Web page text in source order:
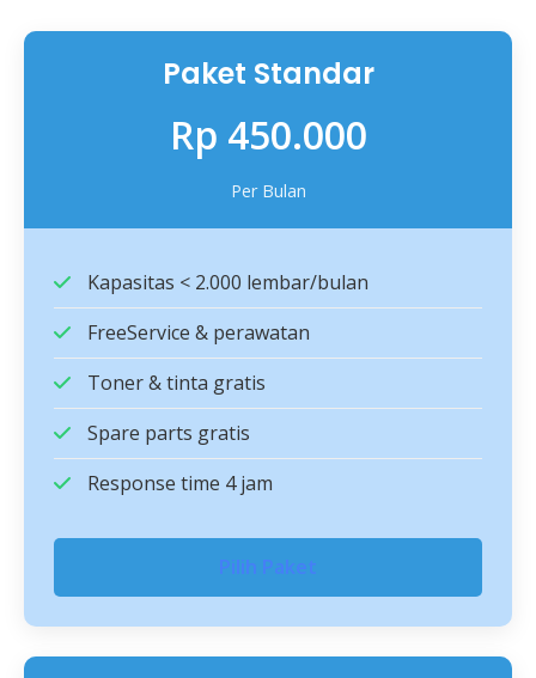
Paket Standar
Rp 450.000
Per Bulan
Kapasitas < 2.000 lembar/bulan
FreeService & perawatan
Toner & tinta gratis
Spare parts gratis
Response time 4 jam
Pilih Paket